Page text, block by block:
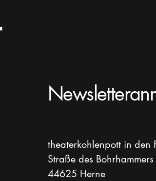
theaterkohlenpott in den
Straße des
44625 Herne